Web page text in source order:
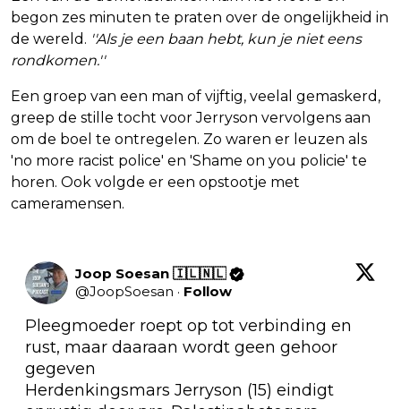
begon zes minuten te praten over de ongelijkheid in
de wereld. ''Als je een baan hebt, kun je niet eens
rondkomen.''
Een groep van een man of vijftig, veelal gemaskerd,
greep de stille tocht voor Jerryson vervolgens aan
om de boel te ontregelen. Zo waren er leuzen als
'no more racist police' en 'Shame on you policie' te
horen. Ook volgde er een opstootje met
cameramensen.
Joop Soesan 🇮🇱🇳🇱
@JoopSoesan · Follow
Pleegmoeder roept op tot verbinding en
rust, maar daaraan wordt geen gehoor
gegeven
Herdenkingsmars Jerryson (15) eindigt